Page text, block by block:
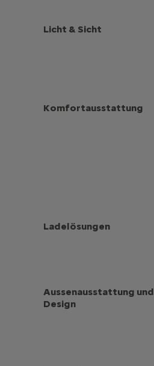
Licht & Sicht
Komfortausstattung
Ladelösungen
Aussenausstattung und
Design